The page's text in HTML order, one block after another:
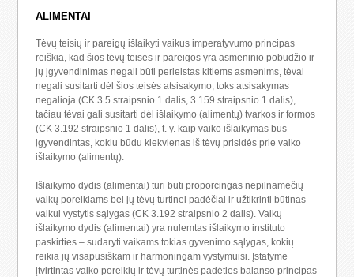
ALIMENTAI
Tėvų teisių ir pareigų išlaikyti vaikus imperatyvumo principas
reiškia, kad šios tėvų teisės ir pareigos yra asmeninio pobūdžio ir
jų įgyvendinimas negali būti perleistas kitiems asmenims, tėvai
negali susitarti dėl šios teisės atsisakymo, toks atsisakymas
negalioja (CK 3.5 straipsnio 1 dalis, 3.159 straipsnio 1 dalis),
tačiau tėvai gali susitarti dėl išlaikymo (alimentų) tvarkos ir formos
(CK 3.192 straipsnio 1 dalis), t. y. kaip vaiko išlaikymas bus
įgyvendintas, kokiu būdu kiekvienas iš tėvų prisidės prie vaiko
išlaikymo (alimentų).
Išlaikymo dydis (alimentai) turi būti proporcingas nepilnamečių
vaikų poreikiams bei jų tėvų turtinei padėčiai ir užtikrinti būtinas
vaikui vystytis sąlygas (CK 3.192 straipsnio 2 dalis). Vaikų
išlaikymo dydis (alimentai) yra nulemtas išlaikymo instituto
paskirties – sudaryti vaikams tokias gyvenimo sąlygas, kokių
reikia jų visapusiškam ir harmoningam vystymuisi. Įstatyme
įtvirtintas vaiko poreikių ir tėvų turtinės padėties balanso principas